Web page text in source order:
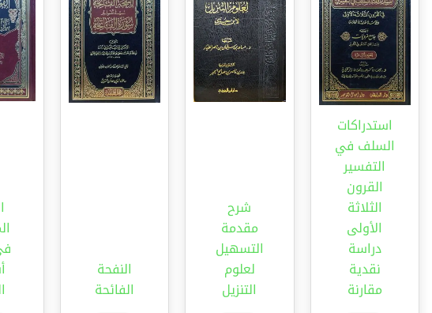
استدراكات
السلف في
التفسير
القرون
الثلاثة
الأولى
دراسة
نقدية
مقارنة
شرح
مقدمة
التسهيل
لعلوم
التنزيل
النفحة
الفائحة